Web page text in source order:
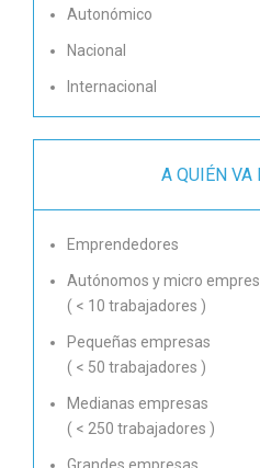
Autonómico
Nacional
Internacional
A QUIÉN VA
Emprendedores
Autónomos y micro
( < 10 trabajadores )
Pequeñas empresas
( < 50 trabajadores )
Medianas empresas
( < 250 trabajadores )